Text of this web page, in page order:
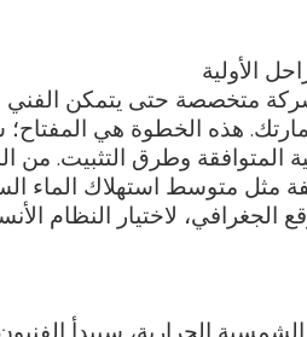
: جميع الطرازات سخانات المياه
الأولية
متخصصة حتى يتمكن
هذه الخطوة هي
المتوافقة وطرق التثبيت.
مثل متوسط ​​استهلاك الماء
الجغرافي، لاختيار النظام